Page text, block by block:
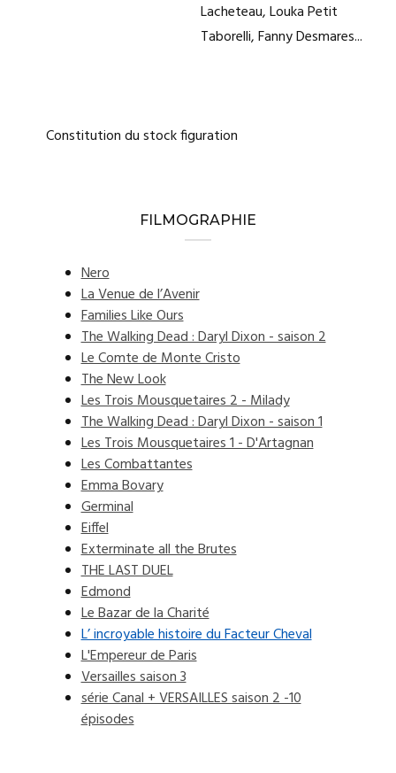
Lacheteau, Louka Petit
Taborelli, Fanny Desmares...
Constitution du stock figuration
FILMOGRAPHIE
Nero
La Venue de l’Avenir
Families Like Ours
The Walking Dead : Daryl Dixon - saison 2
Le Comte de Monte Cristo
The New Look
Les Trois Mousquetaires 2 - Milady
The Walking Dead : Daryl Dixon - saison 1
Les Trois Mousquetaires 1 - D'Artagnan
Les Combattantes
Emma Bovary
Germinal
Eiffel
Exterminate all the Brutes
THE LAST DUEL
Edmond
Le Bazar de la Charité
L’ incroyable histoire du Facteur Cheval
L'Empereur de Paris
Versailles saison 3
série Canal + VERSAILLES saison 2 -10
épisodes